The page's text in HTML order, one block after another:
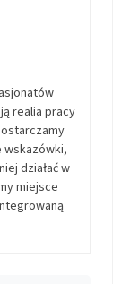
realia pracy
wskazówki,
działać w
miejsce